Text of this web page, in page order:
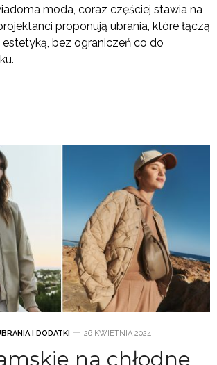
moda, coraz częściej stawia na
proponują ubrania, które łączą
bez ograniczeń co do
I DODATKI 26 KWIETNIA 2024
na chłodne